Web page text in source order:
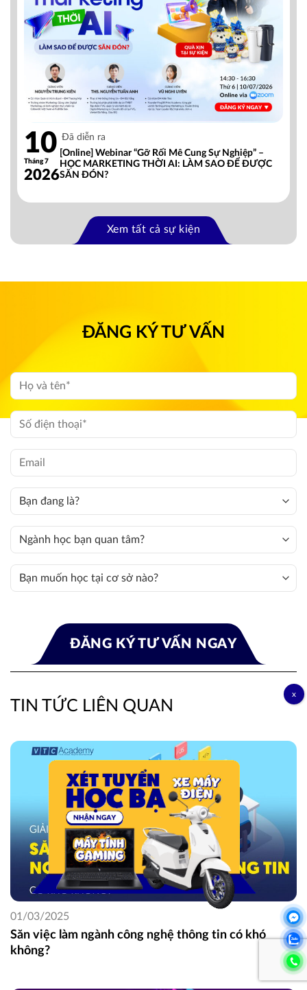
10
Tháng 7
2026
Đã diễn ra
[Online] Webinar “Gỡ Rối Mê Cung Sự Nghiệp” –
HỌC MARKETING THỜI AI: LÀM SAO ĐỂ ĐƯỢC
SĂN ĐÓN?
Xem tất cả sự kiện
ĐĂNG KÝ TƯ VẤN
TIN TỨC LIÊN QUAN
Săn việc làm ngành công nghệ thông tin có khó
không?
01/03/2025